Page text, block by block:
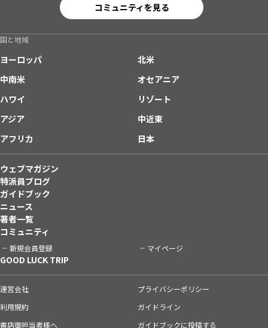
コミュニティを見る
国と地域
ヨーロッパ
北米
中南米
オセアニア
ハワイ
リゾート
アジア
中近東
アフリカ
日本
ウェブマガジン
特派員ブログ
ガイドブック
ニュース
著者一覧
コミュニティ
新規会員登録 マイページ
GOOD LUCK TRIP
運営会社
プライバシーポリシー
利用規約
ガイドライン
書店御担当者様へ
ガイドブックに投稿する